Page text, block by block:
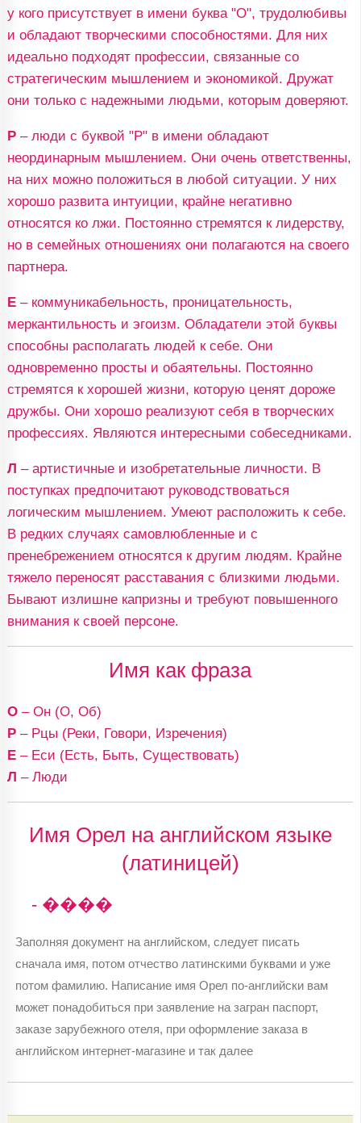
у кого присутствует в имени буква "О", трудолюбивы
и обладают творческими способностями. Для них
идеально подходят профессии, связанные со
стратегическим мышлением и экономикой. Дружат
они только с надежными людьми, которым доверяют.
Р– люди с буквой "Р" в имени обладают
неординарным мышлением. Они очень ответственны,
на них можно положиться в любой ситуации. У них
хорошо развита интуиции, крайне негативно
относятся ко лжи. Постоянно стремятся к лидерству,
но в семейных отношениях они полагаются на своего
партнера.
Е– коммуникабельность, проницательность,
меркантильность и эгоизм. Обладатели этой буквы
способны располагать людей к себе. Они
одновременно просты и обаятельны. Постоянно
стремятся к хорошей жизни, которую ценят дороже
дружбы. Они хорошо реализуют себя в творческих
профессиях. Являются интересными собеседниками.
Л – артистичные и изобретательные личности. В
поступках предпочитают руководствоваться
логическим мышлением. Умеют расположить к себе.
В редких случаях самовлюбленные и с
пренебрежением относятся к другим людям. Крайне
тяжело переносят расставания с близкими людьми.
Бывают излишне капризны и требуют повышенного
внимания к своей персоне.
Имя как фраза
О– Он (О, Об)
Р– Рцы (Реки, Говори, Изречения)
Е– Еси (Есть, Быть, Существовать)
Л – Люди
Имя Орел на английском языке
(латиницей)
- ����
Заполняя документ на английском, следует писать
сначала имя, потом отчество латинскими буквами и уже
потом фамилию. Написание имя Орел по-английски вам
может понадобиться при заявление на загран паспорт,
заказе зарубежного отеля, при оформление заказа в
английском интернет-магазине и так далее